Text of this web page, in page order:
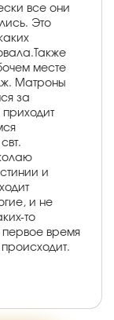
все они
Это
месте
Матроны
за
и
и не
то
первое время